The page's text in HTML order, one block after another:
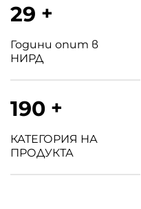
30 +
Години опит в
НИРД
200 +
КАТЕГОРИЯ НА
ПРОДУКТА